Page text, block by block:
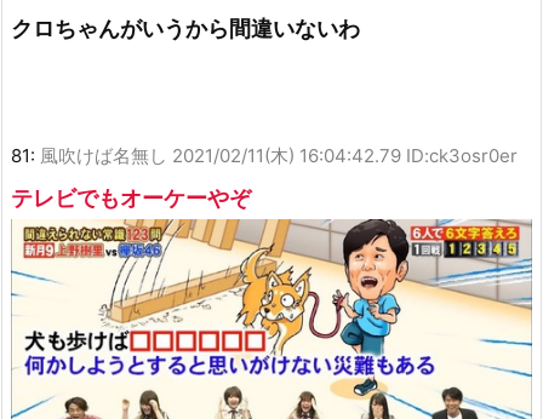
クロちゃんがいうから間違いないわ
81: 風吹けば名無し 2021/02/11(木) 16:04:42.79 ID:ck3osr0er
テレビでもオーケーやぞ